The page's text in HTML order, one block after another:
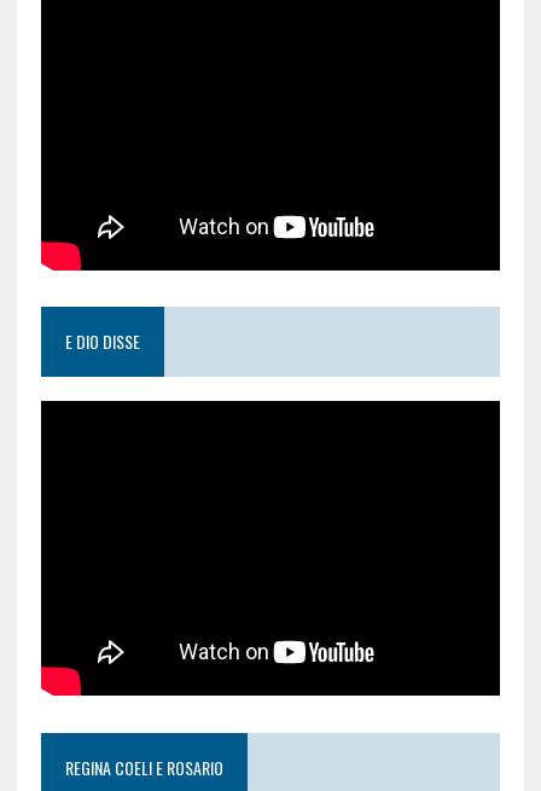
E DIO DISSE
REGINA COELI E ROSARIO